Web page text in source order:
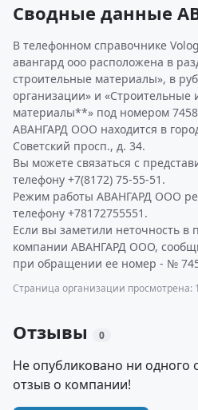
Сводные данные
В телефонном справочнике
авангард ооо расположена в
строительные материалы», в
организации» и «Строительные
материалы**» под номером
АВАНГАРД ООО находится в
Советский просп., д. 34.
Вы можете связаться с
телефону +7(8172) 75-55-51.
Режим работы АВАНГАРД ООО
телефону +78172755551.
Если вы заметили неточность в
компании АВАНГАРД ООО,
при обращении ее номер - №
Страница организации просмотрена:
Отзывы 0
Не опубликовано ни одного
отзыв о компании!